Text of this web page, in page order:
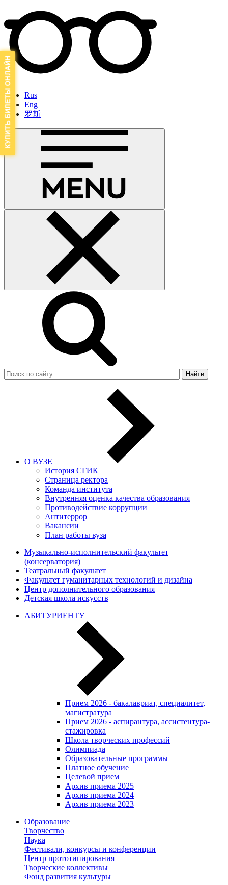
Rus
Eng
罗斯
Найти
О ВУЗЕ
История СГИК
Страница ректора
Команда института
Внутренняя оценка качества образования
Противодействие коррупции
Антитеррор
Вакансии
План работы вуза
Музыкально-исполнительский факультет
(консерватория)
Театральный факультет
Факультет гуманитарных технологий и дизайна
Центр дополнительного образования
Детская школа искусств
АБИТУРИЕНТУ
Прием 2026 - бакалавриат, специалитет,
магистратура
Прием 2026 - аспирантура, ассистентура-
стажировка
Школа творческих профессий
Олимпиада
Образовательные программы
Платное обучение
Целевой прием
Архив приема 2025
Архив приема 2024
Архив приема 2023
Образование
Творчество
Наука
Фестивали, конкурсы и конференции
Центр прототипирования
Творческие коллективы
Фонд развития культуры